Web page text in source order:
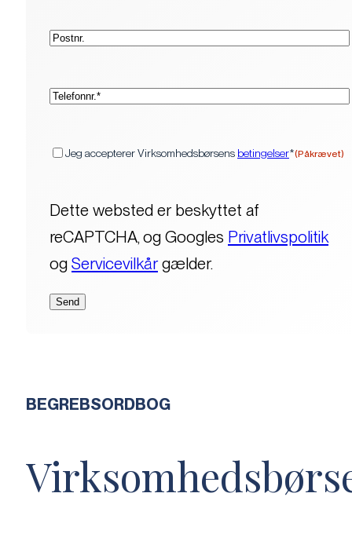
Postnr.
Telefon*
Jeg accepterer Virksomhedsbørsens betingelser*(Påkrævet)
Dette websted er beskyttet af
reCAPTCHA, og Googles Privatlivspolitik
og Servicevilkårgælder.
BEGREBSORDBOG